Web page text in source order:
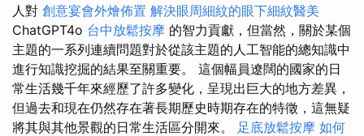
人對 創意宴會外燴佈置 解決眼周細紋的眼下細紋醫美
ChatGPT4o 台中放鬆按摩 的智力貢獻，但當然，關於某個
主題的一系列連續問題對於從該主題的人工智能的總知識中
進行知識挖掘的結果至關重要。 這個幅員遼闊的國家的日
常生活幾千年來經歷了許多變化，呈現出巨大的地方差異，
但過去和現在仍然存在著長期歷史時期存在的特徵，這無疑
將其與其他景觀的日常生活區分開來。 足底放鬆按摩 如何